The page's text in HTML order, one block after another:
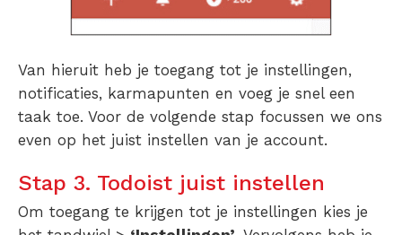
Van hieruit heb je toegang tot je instellingen,
notificaties, karmapunten en voeg je snel een
taak toe. Voor de volgende stap focussen we ons
even op het juist instellen van je account.
Stap 3. Todoist juist instellen
Om toegang te krijgen tot je instellingen kies je